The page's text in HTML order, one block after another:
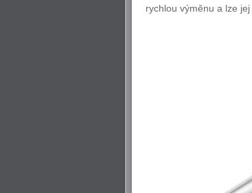
rychlou výměnu a lze